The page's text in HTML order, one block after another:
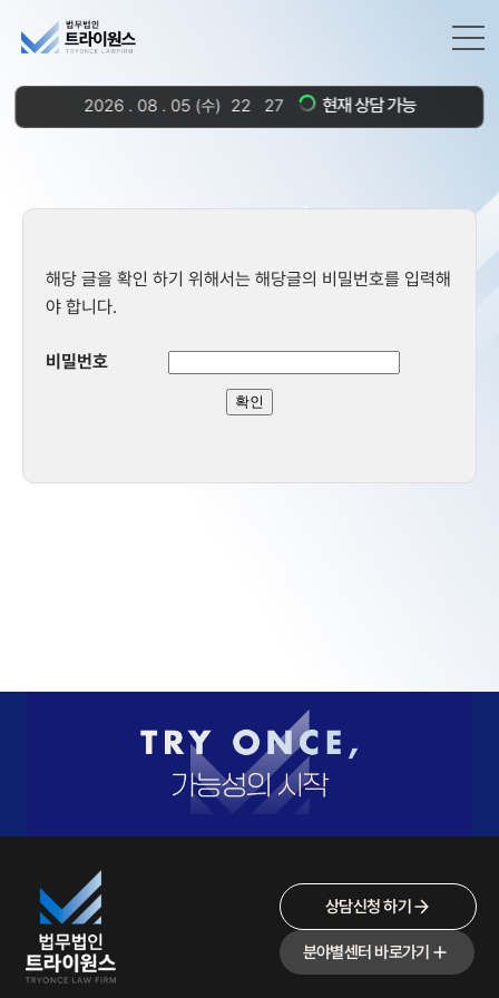
2026 . 08 . 05 (수) 22 27 현재 상담 가능
해당 글을 확인 하기 위해서는 해당글의 비밀번호를 입력해
야 합니다.
비밀번호
상담신청 하기
분야별센터 바로가기